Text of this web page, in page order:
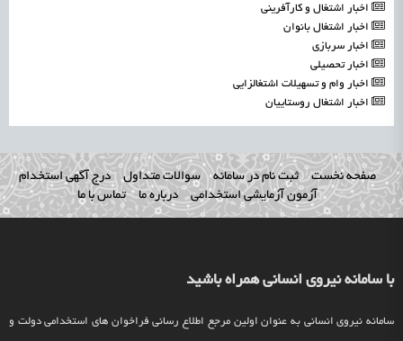
اخبار اشتغال و کارآفرینی
اخبار اشتغال بانوان
اخبار سربازی
اخبار تحصیلی
اخبار وام و تسهیلات اشتغالزایی
اخبار اشتغال روستاییان
صفحه نخست ثبت نام در سامانه سوالات متداول
درج آگهی استخدام
آزمون آزمایشی استخدامی
درباره ما تماس با ما
با سامانه نیروی انسانی همراه باشید
سامانه نیروی انسانی به عنوان اولین مرجع اطلاع رسانی فراخوان های استخدامی دولت و